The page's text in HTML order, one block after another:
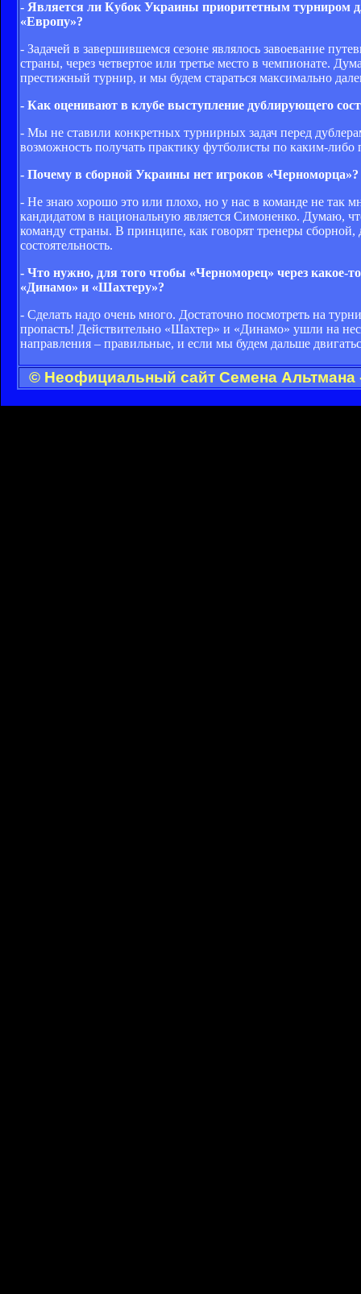
- Является ли Кубок Украины приоритетным турниром
«Европу»?
- Задачей в завершившемся сезоне являлось завоевание
страны, через четвертое или третье место в чемпионате.
престижный турнир, и мы будем стараться максимально
- Как оценивают в клубе выступление дублирующего
- Мы не ставили конкретных турнирных задач перед
возможность получать практику футболисты по каким-
- Почему в сборной Украины нет игроков «Черноморца»?
- Не знаю хорошо это или плохо, но у нас в команде не так
кандидатом в национальную является Симоненко. Думаю,
команду страны. В принципе, как говорят тренеры
состоятельность.
- Что нужно, для того чтобы «Черноморец» через какое-
«Динамо» и «Шахтеру»?
- Сделать надо очень много. Достаточно посмотреть на
пропасть! Действительно «Шахтер» и «Динамо» ушли на
направления – правильные, и если мы будем дальше
© Неофициальный сайт Семена Альтмана